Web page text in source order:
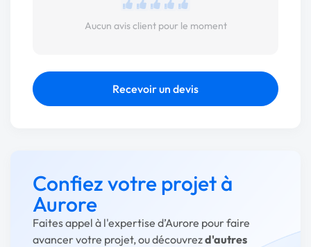
Aucun avis client pour le moment
Recevoir un devis
Confiez votre projet à
Aurore
Faites appel à l'expertise d’Aurore pour faire
avancer votre projet, ou découvrezd'autres